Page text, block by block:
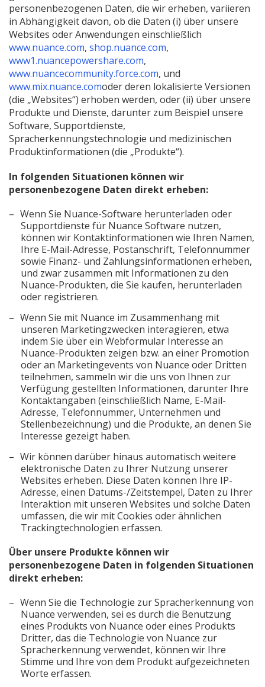
personenbezogenen Daten, die wir erheben, variieren
in Abhängigkeit davon, ob die Daten (i) über unsere
Websites oder Anwendungen einschließlich
www.nuance.com(Neues
Fenster
öffnen)
, shop.nuance.com(Neues
öffnen)
,
www1.nuancepowershare.com(Neues
Fenster
öffnen)
,
www.nuancecommunity.force.com(Neues
Fenster
öffnen)
, und
www.mix.nuance.com(Neues
Fenster
öffnen)
oder deren lokalisierte Versionen
(die „Websites“) erhoben werden, oder (ii) über unsere
Produkte und Dienste, darunter zum Beispiel unsere
Software, Supportdienste,
Spracherkennungstechnologie und medizinischen
Produktinformationen (die „Produkte“).
In folgenden Situationen können wir
personenbezogene Daten direkt erheben:
Wenn Sie Nuance-Software herunterladen oder
Supportdienste für Nuance Software nutzen,
können wir Kontaktinformationen wie Ihren Namen,
Ihre E-Mail-Adresse, Postanschrift, Telefonnummer
sowie Finanz- und Zahlungsinformationen erheben,
und zwar zusammen mit Informationen zu den
Nuance-Produkten, die Sie kaufen, herunterladen
oder registrieren.
Wenn Sie mit Nuance im Zusammenhang mit
unseren Marketingzwecken interagieren, etwa
indem Sie über ein Webformular Interesse an
Nuance-Produkten zeigen bzw. an einer Promotion
oder an Marketingevents von Nuance oder Dritten
teilnehmen, sammeln wir die uns von Ihnen zur
Verfügung gestellten Informationen, darunter Ihre
Kontaktangaben (einschließlich Name, E-Mail-
Adresse, Telefonnummer, Unternehmen und
Stellenbezeichnung) und die Produkte, an denen Sie
Interesse gezeigt haben.
Wir können darüber hinaus automatisch weitere
elektronische Daten zu Ihrer Nutzung unserer
Websites erheben. Diese Daten können Ihre IP-
Adresse, einen Datums-/Zeitstempel, Daten zu Ihrer
Interaktion mit unseren Websites und solche Daten
umfassen, die wir mit Cookies oder ähnlichen
Trackingtechnologien erfassen.
Über unsere Produkte können wir
personenbezogene Daten in folgenden Situationen
direkt erheben:
Wenn Sie die Technologie zur Spracherkennung von
Nuance verwenden, sei es durch die Benutzung
eines Produkts von Nuance oder eines Produkts
Dritter, das die Technologie von Nuance zur
Spracherkennung verwendet, können wir Ihre
Stimme und Ihre von dem Produkt aufgezeichneten
Worte erfassen.